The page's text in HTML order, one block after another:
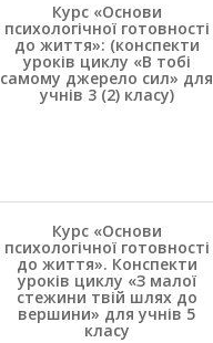
Курс «Основи
психологічної готовності
до життя»: (конспекти
уроків циклу «В тобі
самому джерело сил» для
учнів 3 (2) класу)
Курс «Основи
психологічної готовності
до життя». Конспекти
уроків циклу «З малої
стежини твій шлях до
вершини» для учнів 5
класу